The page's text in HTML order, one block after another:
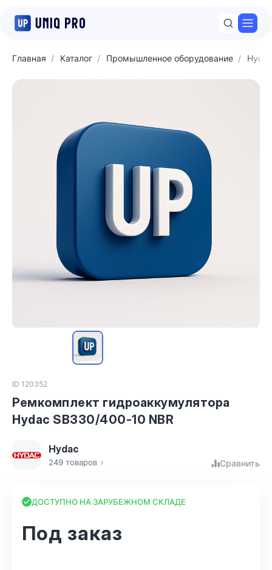
Главная Каталог Промышленное оборудование
ID 120352
Ремкомплект гидроаккумулятора
Hydac SB330/400-10 NBR
Hydac
249 товаров Сравнить
ДОСТУПНО НА ЗАРУБЕЖНОМ СКЛАДЕ
Под заказ